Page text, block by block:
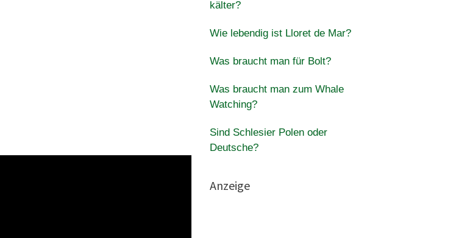
kälter?
Wie lebendig ist Lloret de Mar?
Was braucht man für Bolt?
Was braucht man zum Whale
Watching?
Sind Schlesier Polen oder
Deutsche?
Anzeige